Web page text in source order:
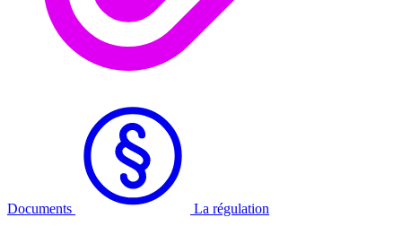
Documents La régulation